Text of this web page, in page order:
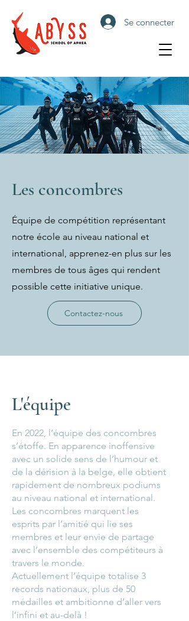
Se connecter
Les concombres
Équipe de compétition représentant
notre école au niveau national et
international, apprenez-en plus sur les
membres de tous âges qui rendent
possible cette initiative unique.
Contactez-nous
L'équipe
En 2022, l’équipe des concombres
s’étoffe. En apparence inoffensive
avec un solide sens de l’humour et
de la dérision à la belge, elle obtient
rapidement de nombreux podiums
au niveau national et international.
Les concombres marquent les
esprits par l’amitié qui lie ses
membres et leur envie de partage
avec l’ensemble des compétiteurs à
travers le monde.
Actuellement l’équipe totalise 3
records nationaux, plus de 50
médailles et ambitionne d’aller vers
l’infini et au-delà !